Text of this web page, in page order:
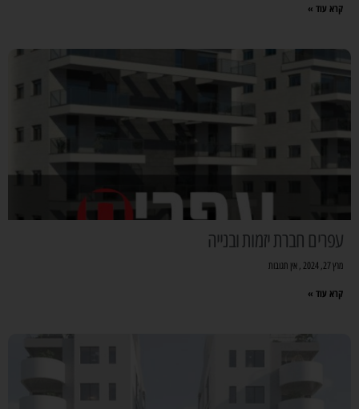
קרא עוד »
עפרים חברת יזמות ובנייה
מרץ 27, 2024 אין תגובות
קרא עוד »